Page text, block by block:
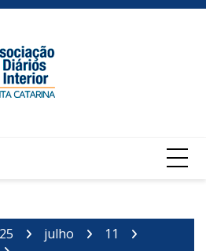
julho
11